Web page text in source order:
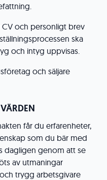
CV och personligt brev
ska
och intyg uppvisas.
och säljare
får du erfarenheter,
som du bär med
dagligen genom att se
av utmaningar
trygg arbetsgivare